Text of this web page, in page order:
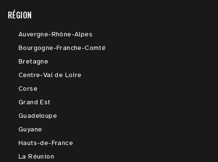
RÉGION
Auvergne-Rhône-Alpes
Bourgogne-Franche-Comté
Bretagne
Centre-Val de Loire
Corse
Grand Est
Guadeloupe
Guyane
Hauts-de-France
La Réunion